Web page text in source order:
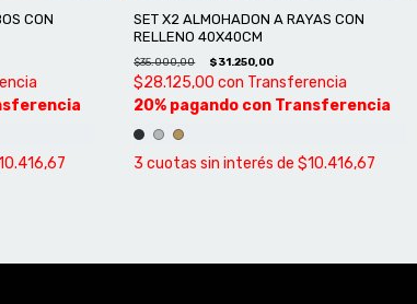
CON
SET X2 ALMOHADON A RAYAS CON
RELLENO 40X40CM
$35.000,00 $31.250,00
$28.125,00con Transferencia
3 cuotas sin interés de$10.416,67